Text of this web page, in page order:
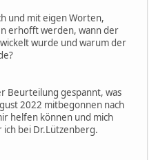
und mit eigen Worten,
erhofft werden, wann der
wurde und warum der
Beurteilung gespannt, was
2022 mitbegonnen nach
helfen können und mich
bei Dr.Lützenberg.